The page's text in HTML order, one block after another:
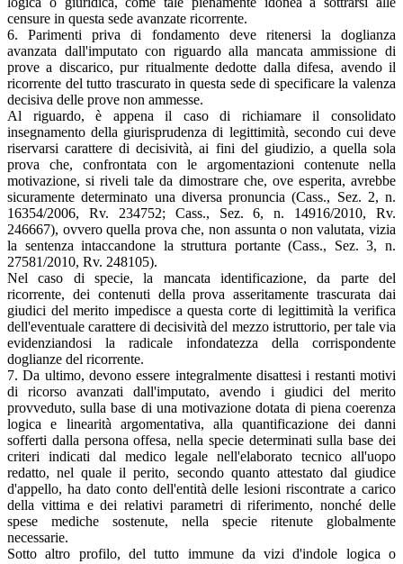
censure in questa sede avanzate ricorrente.
6. Parimenti priva di fondamento deve ritenersi la doglianza
avanzata dall'imputato con riguardo alla mancata ammissione di
prove a discarico, pur ritualmente dedotte dalla difesa, avendo il
ricorrente del tutto trascurato in questa sede di specificare la valenza
decisiva delle prove non ammesse.
Al riguardo, è appena il caso di richiamare il consolidato
insegnamento della giurisprudenza di legittimità, secondo cui deve
riservarsi carattere di decisività, ai fini del giudizio, a quella sola
prova che, confrontata con le argomentazioni contenute nella
motivazione, si riveli tale da dimostrare che, ove esperita, avrebbe
sicuramente determinato una diversa pronuncia (Cass., Sez. 2, n.
16354/2006, Rv. 234752; Cass., Sez. 6, n. 14916/2010, Rv.
246667), ovvero quella prova che, non assunta o non valutata, vizia
la sentenza intaccandone la struttura portante (Cass., Sez. 3, n.
27581/2010, Rv. 248105).
Nel caso di specie, la mancata identificazione, da parte del
ricorrente, dei contenuti della prova asseritamente trascurata dai
giudici del merito impedisce a questa corte di legittimità la verifica
dell'eventuale carattere di decisività del mezzo istruttorio, per tale via
evidenziandosi la radicale infondatezza della corrispondente
doglianze del ricorrente.
7. Da ultimo, devono essere integralmente disattesi i restanti motivi
di ricorso avanzati dall'imputato, avendo i giudici del merito
provveduto, sulla base di una motivazione dotata di piena coerenza
logica e linearità argomentativa, alla quantificazione dei danni
sofferti dalla persona offesa, nella specie determinati sulla base dei
criteri indicati dal medico legale nell'elaborato tecnico all'uopo
redatto, nel quale il perito, secondo quanto attestato dal giudice
d'appello, ha dato conto dell'entità delle lesioni riscontrate a carico
della vittima e dei relativi parametri di riferimento, nonché delle
spese mediche sostenute, nella specie ritenute globalmente
necessarie.
Sotto altro profilo, del tutto immune da vizi d'indole logica o